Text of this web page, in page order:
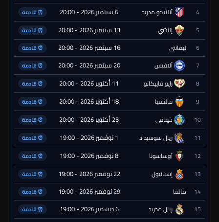
4 أتلتيكو مدريد 6 سبتمبر 2026 - 20:00 ⏰ قادمة
5 إلتشي 13 سبتمبر 2026 - 20:00 ⏰ قادمة
6 ليفانتي 16 سبتمبر 2026 - 20:00 ⏰ قادمة
7 ألافيس 20 سبتمبر 2026 - 20:00 ⏰ قادمة
8 رايو فاييكانو 11 أكتوبر 2026 - 20:00 ⏰ قادمة
9 فالنسيا 18 أكتوبر 2026 - 20:00 ⏰ قادمة
10 خيتافي 25 أكتوبر 2026 - 20:00 ⏰ قادمة
11 ريال سوسيداد 1 نوفمبر 2026 - 19:00 ⏰ قادمة
12 أوساسونا 8 نوفمبر 2026 - 19:00 ⏰ قادمة
13 إسبانيول 22 نوفمبر 2026 - 19:00 ⏰ قادمة
14 مالقا 29 نوفمبر 2026 - 19:00 ⏰ قادمة
15 ريال مدريد 6 ديسمبر 2026 - 19:00 ⏰ قادمة